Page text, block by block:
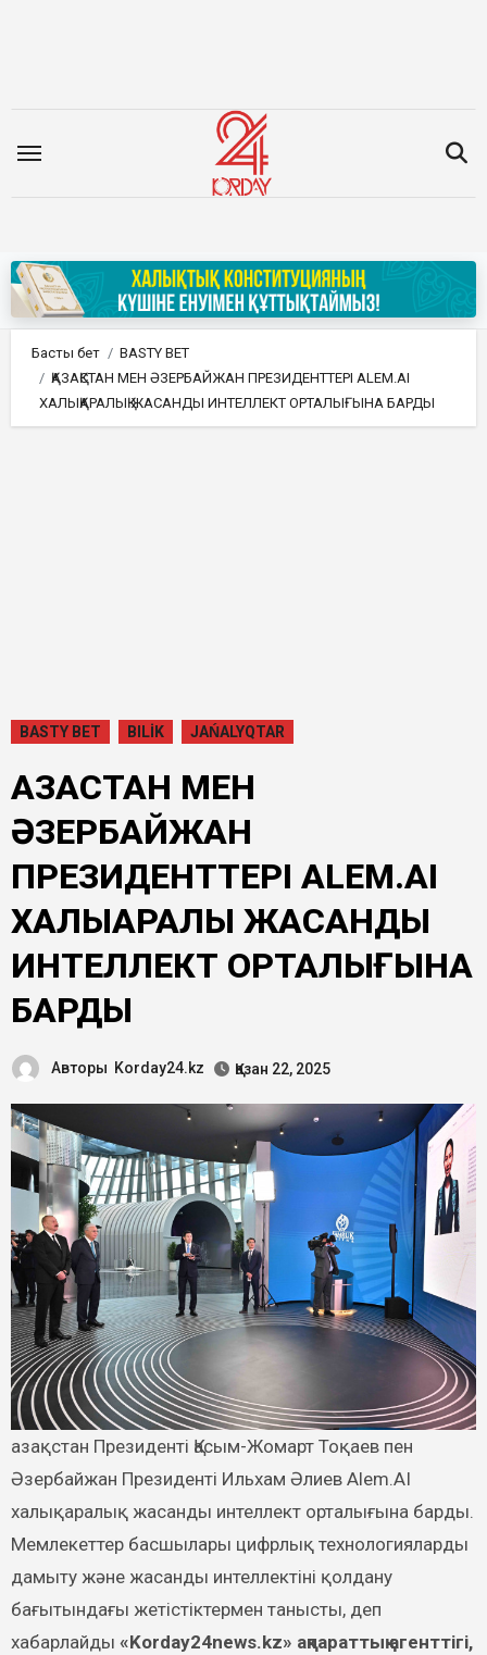
Басты бет
BASTY BET
ҚАЗАҚСТАН МЕН ӘЗЕРБАЙЖАН ПРЕЗИДЕНТТЕРІ ALEM.AI
ХАЛЫҚАРАЛЫҚ ЖАСАНДЫ ИНТЕЛЛЕКТ ОРТАЛЫҒЫНА БАРДЫ
BASTY BET BILİK JAŃALYQTAR
ҚАЗАҚСТАН МЕН
ӘЗЕРБАЙЖАН
ПРЕЗИДЕНТТЕРІ ALEM.AI
ХАЛЫҚАРАЛЫҚ ЖАСАНДЫ
ИНТЕЛЛЕКТ ОРТАЛЫҒЫНА
БАРДЫ
Авторы Korday24.kz Қазан 22, 2025
Әзербайжан Президенті Ильхам Әлиев Alem.AI
халықаралық жасанды интеллект орталығына барды.
Мемлекеттер басшылары цифрлық технологияларды
дамыту және жасанды интеллектіні қолдану
бағытындағы жетістіктермен танысты, деп
хабарлайды «Korday24news.kz» ақпараттық агенттігі,